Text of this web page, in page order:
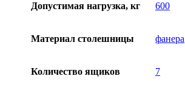
Допустимая нагрузка, кг 600
Материал столешницы фанера
Количество ящиков 7